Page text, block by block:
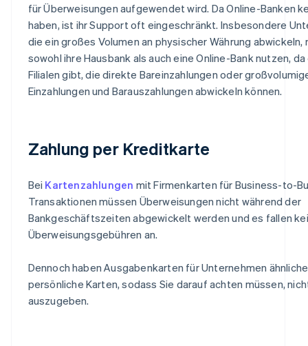
für Überweisungen aufgewendet wird. Da Online-Banken
haben, ist ihr Support oft eingeschränkt. Insbesondere
die ein großes Volumen an physischer Währung abwickeln,
sowohl ihre Hausbank als auch eine Online-Bank nutzen,
Filialen gibt, die direkte Bareinzahlungen oder
Einzahlungen und Barauszahlungen abwickeln können.
Zahlung per Kreditkarte
Bei Kartenzahlungen mit Firmenkarten für Business-to-
Transaktionen müssen Überweisungen nicht während der
Bankgeschäftszeiten abgewickelt werden und es fallen
Überweisungsgebühren an.
Dennoch haben Ausgabenkarten für Unternehmen
persönliche Karten, sodass Sie darauf achten müssen,
auszugeben.